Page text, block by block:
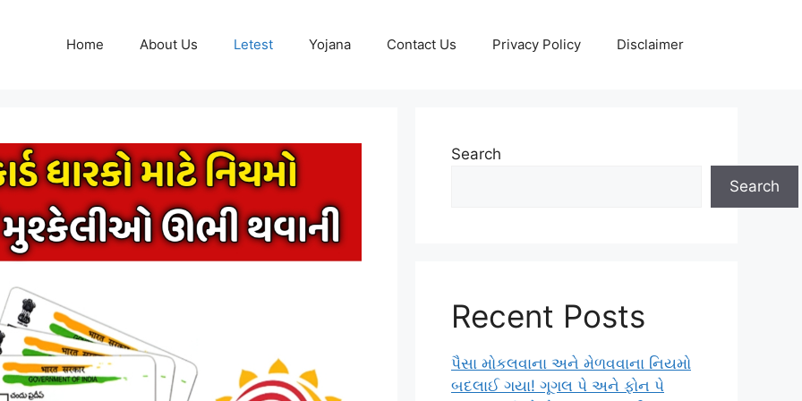
Home About Us Letest Yojana Contact Us Privacy Policy Disclaimer
Search
Search
Recent Posts
પૈસા મોકલવાના અને મેળવવાના નિયમો
બદલાઈ ગયા! ગૂગલ પે અને ફોન પે